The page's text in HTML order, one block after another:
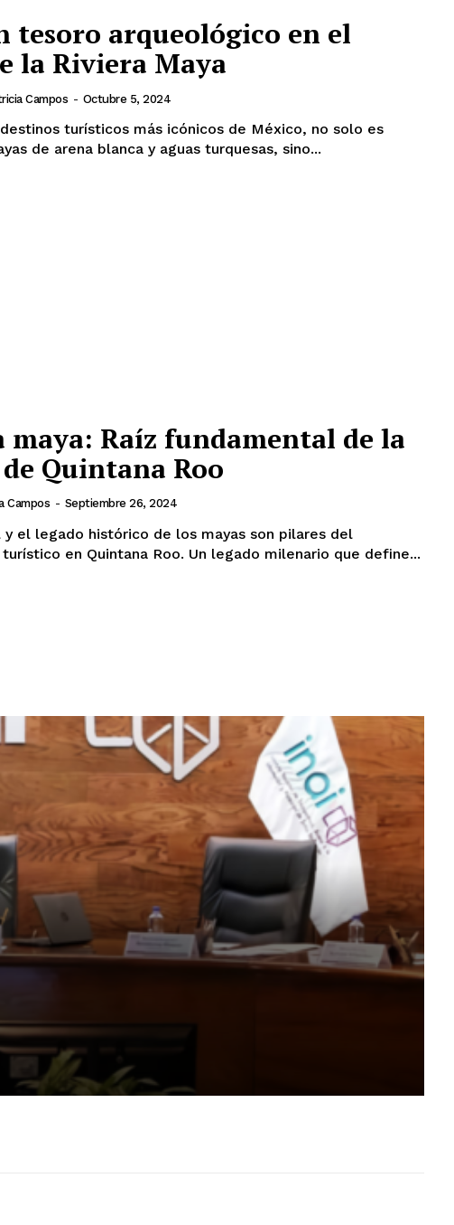
tesoro arqueológico en el
la Riviera Maya
Campos - Octubre 5, 2024
turísticos más icónicos de México, no solo es
de arena blanca y aguas turquesas, sino...
maya: Raíz fundamental de la
Quintana Roo
Campos - Septiembre 26, 2024
y el legado histórico de los mayas son pilares del
desarrollo social y turístico en Quintana Roo. Un legado milenario que define...